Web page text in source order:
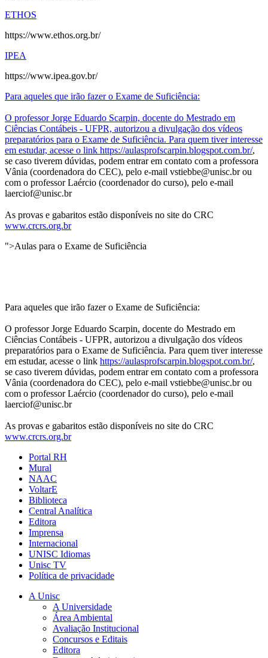
ETHOS
https://www.ethos.org.br/
IPEA
https://www.ipea.gov.br/
Para aqueles que irão fazer o Exame de Suficiência:
O professor Jorge Eduardo Scarpin, docente do Mestrado em
Ciências Contábeis - UFPR, autorizou a divulgação dos vídeos
preparatórios para o Exame de Suficiência. Para quem tiver interesse
em estudar, acesse o link https://aulasprofscarpin.blogspot.com.br/,
se caso tiverem dúvidas, podem entrar em contato com a professora
Vânia (coordenadora do CEC), pelo e-mail vstiebbe@unisc.br ou
com o professor Laércio (coordenador do curso), pelo e-mail
laerciof@unisc.br
As provas e gabaritos estão disponíveis no site do CRC
www.crcrs.org.br
">Aulas para o Exame de Suficiência
Para aqueles que irão fazer o Exame de Suficiência:
O professor Jorge Eduardo Scarpin, docente do Mestrado em
Ciências Contábeis - UFPR, autorizou a divulgação dos vídeos
preparatórios para o Exame de Suficiência. Para quem tiver interesse
em estudar, acesse o link https://aulasprofscarpin.blogspot.com.br/,
se caso tiverem dúvidas, podem entrar em contato com a professora
Vânia (coordenadora do CEC), pelo e-mail vstiebbe@unisc.br ou
com o professor Laércio (coordenador do curso), pelo e-mail
laerciof@unisc.br
As provas e gabaritos estão disponíveis no site do CRC
www.crcrs.org.br
Portal RH
Mural
NAAC
VoltarE
Biblioteca
Central Analítica
Editora
Imprensa
Internacional
UNISC Idiomas
Unisc TV
Política de privacidade
A Unisc
A Universidade
Área Ambiental
Avaliação Institucional
Concursos e Editais
Editora